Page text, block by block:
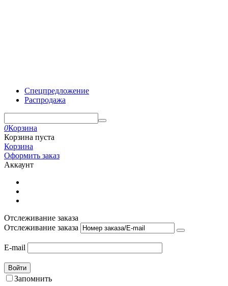
Спецпредложение
Распродажа
0Корзина
Корзина пуста
Корзина
Оформить заказ
Аккаунт
Отслеживание заказа
Отслеживание заказа
E-mail
Войти
Запомнить